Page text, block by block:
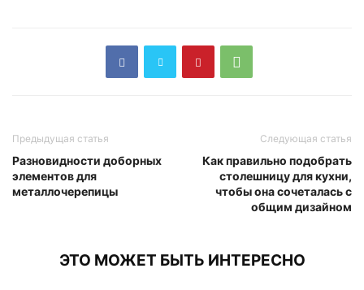
Предыдущая статья
Разновидности доборных
элементов для
металлочерепицы
Следующая статья
Как правильно подобрать
столешницу для кухни,
чтобы она сочеталась с
общим дизайном
ЭТО МОЖЕТ БЫТЬ ИНТЕРЕСНО